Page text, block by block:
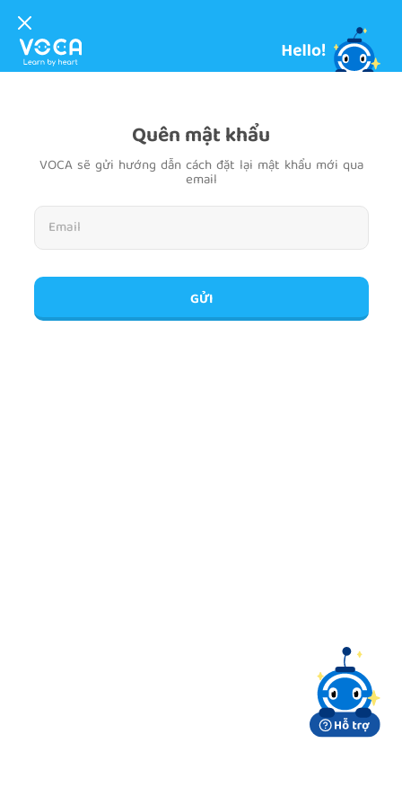
Quên mật khẩu
VOCA sẽ gửi hướng dẫn cách đặt lại mật khẩu mới qua
email
GỬI